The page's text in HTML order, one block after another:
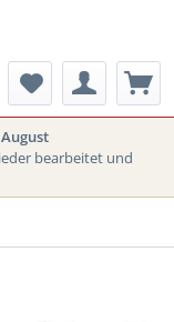
bearbeitet und